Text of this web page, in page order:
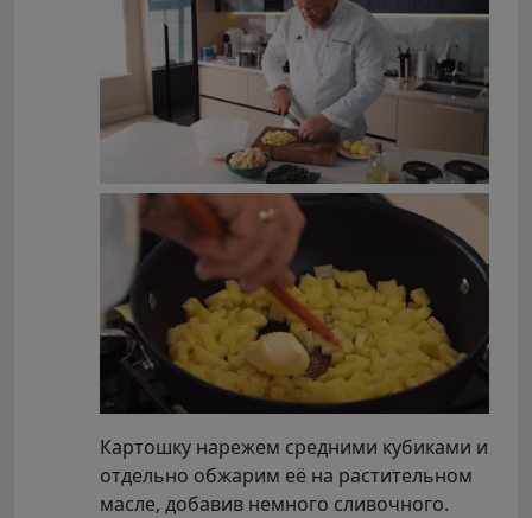
Картошку нарежем средними кубиками и
отдельно обжарим её на растительном
масле, добавив немного сливочного.